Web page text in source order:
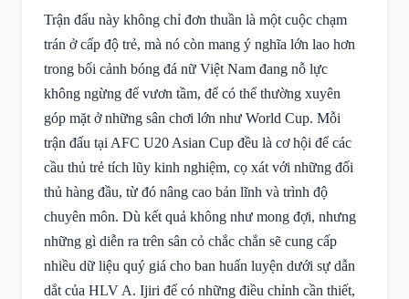
Trận đấu này không chỉ đơn thuần là một cuộc chạm
trán ở cấp độ trẻ, mà nó còn mang ý nghĩa lớn lao hơn
trong bối cảnh bóng đá nữ Việt Nam đang nỗ lực
không ngừng để vươn tầm, để có thể thường xuyên
góp mặt ở những sân chơi lớn như World Cup. Mỗi
trận đấu tại AFC U20 Asian Cup đều là cơ hội để các
cầu thủ trẻ tích lũy kinh nghiệm, cọ xát với những đối
thủ hàng đầu, từ đó nâng cao bản lĩnh và trình độ
chuyên môn. Dù kết quả không như mong đợi, nhưng
những gì diễn ra trên sân cỏ chắc chắn sẽ cung cấp
nhiều dữ liệu quý giá cho ban huấn luyện dưới sự dẫn
dắt của HLV A. Ijiri để có những điều chỉnh cần thiết,